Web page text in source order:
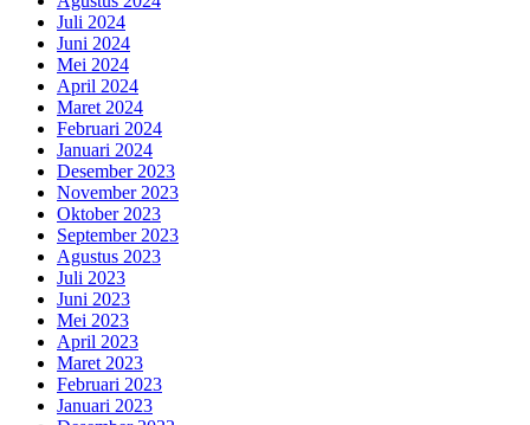
Juli 2024
Juni 2024
Mei 2024
April 2024
Maret 2024
Februari 2024
Januari 2024
Desember 2023
November 2023
Oktober 2023
September 2023
Agustus 2023
Juli 2023
Juni 2023
Mei 2023
April 2023
Maret 2023
Februari 2023
Januari 2023